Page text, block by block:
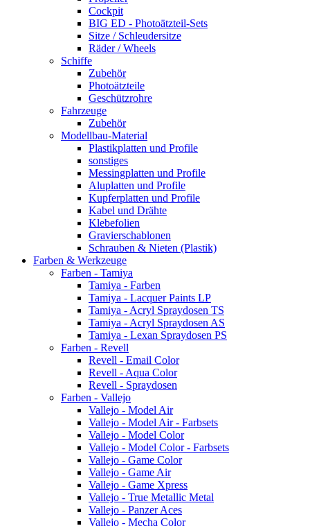
Cockpit
BIG ED - Photoätzteil-Sets
Sitze / Schleudersitze
Räder / Wheels
Schiffe
Zubehör
Photoätzteile
Geschützrohre
Fahrzeuge
Zubehör
Modellbau-Material
Plastikplatten und Profile
sonstiges
Messingplatten und Profile
Aluplatten und Profile
Kupferplatten und Profile
Kabel und Drähte
Klebefolien
Gravierschablonen
Schrauben & Nieten (Plastik)
Farben & Werkzeuge
Farben - Tamiya
Tamiya - Farben
Tamiya - Lacquer Paints LP
Tamiya - Acryl Spraydosen TS
Tamiya - Acryl Spraydosen AS
Tamiya - Lexan Spraydosen PS
Farben - Revell
Revell - Email Color
Revell - Aqua Color
Revell - Spraydosen
Farben - Vallejo
Vallejo - Model Air
Vallejo - Model Air - Farbsets
Vallejo - Model Color
Vallejo - Model Color - Farbsets
Vallejo - Game Color
Vallejo - Game Air
Vallejo - Game Xpress
Vallejo - True Metallic Metal
Vallejo - Panzer Aces
Vallejo - Mecha Color